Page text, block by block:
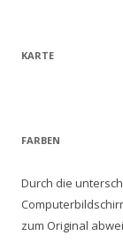
KARTE
FARBEN
Durch die
zum Original